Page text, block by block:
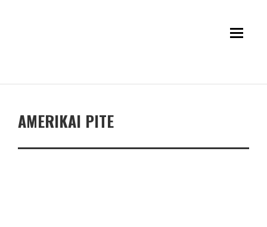
AMERIKAI PITE